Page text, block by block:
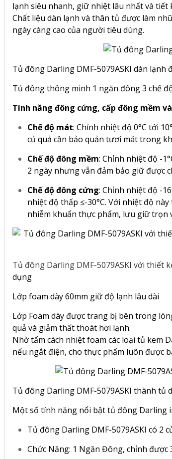
lạnh siêu nhanh, giữ nhiệt lâu nhất và tiết
Chất liệu dàn lạnh và thân tủ được làm
ngày càng cao của người tiêu dùng.
Tủ đông Darling DMF-5079ASKI dàn lạnh
Tủ đông thông minh 1 ngăn đông 3 chế
Tính năng đông cứng, cấp đông mềm
Chế độ mát: Chỉnh nhiệt độ 0°C tới
củ quả cần bảo quản tươi mát trong
Chế độ đông mềm: Chỉnh nhiệt độ -
2 ngày nhưng vẫn đảm bảo giữ được
Chế độ đông cứng: Chỉnh nhiệt độ -
nhiệt độ thấp ≤-30°C. Với nhiệt độ
nhiễm khuẩn thực phẩm, lưu giữ trọn
Tủ đông Darling DMF-5079ASKI với thiết
dụng
Lớp foam dày 60mm giữ độ lạnh lâu dài
Lớp Foam dày được trang bị bên trong
quả và giảm thất thoát hơi lạnh.
Nhờ tấm cách nhiệt foam các loại tủ
nếu ngắt điện, cho thực phẩm luôn được
Tủ đông Darling DMF-5079ASKI thành tủ
Một số tính năng nổi bật tủ đông Darling
Tủ đông Darling DMF-5079ASKI có 2
Chức Năng: 1 Ngăn Đông, chỉnh